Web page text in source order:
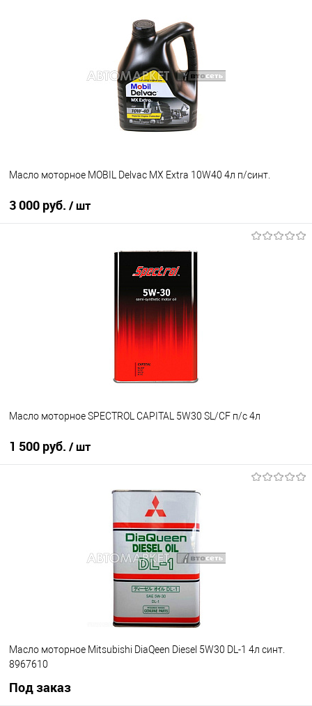
Под заказ
Масло моторное MOBIL Delvac MX Extra 10W40 4л п/синт.
3 000 руб. / шт
В наличии
Масло моторное SPECTROL CAPITAL 5W30 SL/CF п/с 4л
1 500 руб. / шт
В наличии
Масло моторное Mitsubishi DiaQeen Diesel 5W30 DL-1 4л синт.
8967610
Под заказ